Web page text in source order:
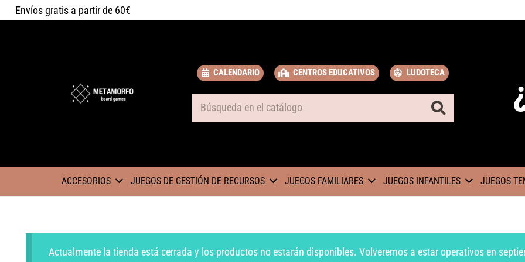
Envíos gratis a partir de 60€
CALENDARIO CENTROS EDUCATIVOS LUDOTECA
ACCESORIOS JUEGOS DE GESTIÓN DE RECURSOS JUEGOS FAMILIARES JUEGOS INFANTILES JUEGOS
Actualmente la tienda está cerrada y los productos no estarán disponibles. Volveremos a estar operativos en